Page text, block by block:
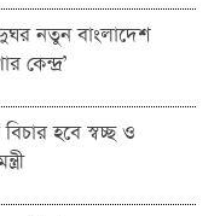
নতুন বাংলাদেশ
কেন্দ্র’
হবে স্বচ্ছ ও